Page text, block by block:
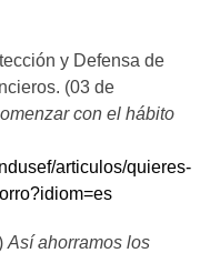
y Defensa de
(03 de
con el hábito
articulos/quieres-
Así ahorramos los